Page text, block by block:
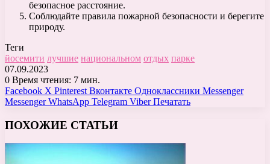
безопасное расстояние.
Соблюдайте правила пожарной безопасности и берегите
природу.
Теги
йосемити лучшие национальном отдых парке
07.09.2023
0 Время чтения: 7 мин.
Facebook X Pinterest Вконтакте Одноклассники Messenger
Messenger WhatsApp Telegram Viber Печатать
ПОХОЖИЕ СТАТЬИ